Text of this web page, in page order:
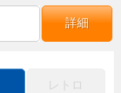
詳細
レトロ